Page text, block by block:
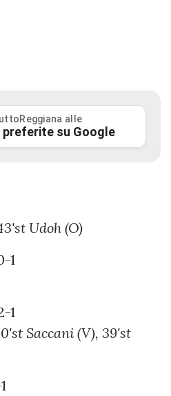
alle
su Google
Udoh (O)
1
1
Saccani (V), 39'st